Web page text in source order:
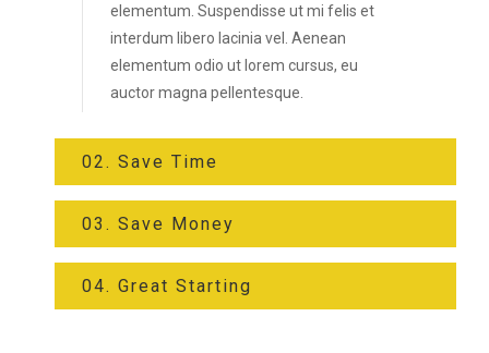
elementum. Suspendisse ut mi felis et
interdum libero lacinia vel. Aenean
elementum odio ut lorem cursus, eu
auctor magna pellentesque.
02. Save Time
03. Save Money
04. Great Starting